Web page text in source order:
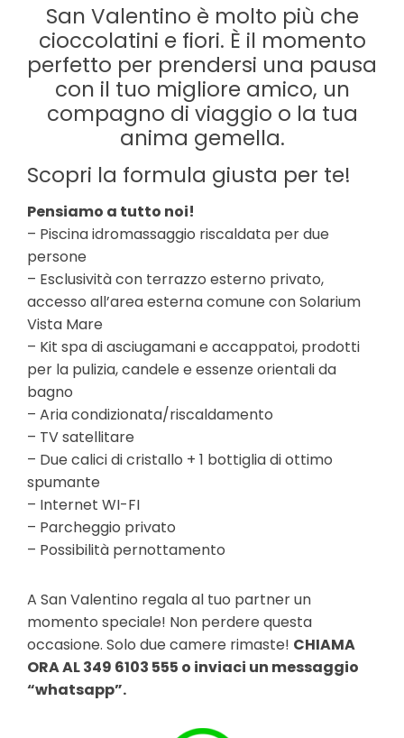
San Valentino è molto più che
cioccolatini e fiori. È il momento
perfetto per prendersi una pausa
con il tuo migliore amico, un
compagno di viaggio o la tua
anima gemella.
Scopri la formula giusta per te!
Pensiamo a tutto noi!
– Piscina idromassaggio riscaldata per due
persone
– Esclusività con terrazzo esterno privato,
accesso all’area esterna comune con Solarium
Vista Mare
– Kit spa di asciugamani e accappatoi, prodotti
per la pulizia, candele e essenze orientali da
bagno
– Aria condizionata/riscaldamento
– TV satellitare
– Due calici di cristallo + 1 bottiglia di ottimo
spumante
– Internet WI-FI
– Parcheggio privato
– Possibilità pernottamento
A San Valentino regala al tuo partner un
momento speciale! Non perdere questa
occasione. Solo due camere rimaste! CHIAMA
ORA AL 349 6103 555 o inviaci un messaggio
“whatsapp”.